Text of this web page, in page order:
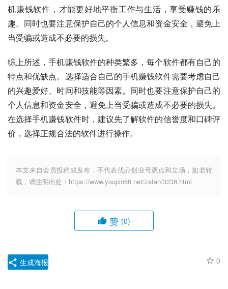
机赚钱软件，才能更好地平衡工作与生活，享受赚钱的乐
趣。同时也要注意保护自己的个人信息和资金安全，避免上
当受骗或造成不必要的损失。
综上所述，手机赚钱软件的种类繁多，每个软件都有自己的
特点和优缺点。选择适合自己的手机赚钱软件需要考虑自己
的兴趣爱好、时间和技能等因素。同时也要注意保护自己的
个人信息和资金安全，避免上当受骗或造成不必要的损失。
在选择手机赚钱软件时，建议先了解软件的信誉度和口碑评
价，选择正规合法的软件进行操作。
本文来自会员投稿或发布，不代表优品创业号观点和立场，如若转
载，请注明出处：https://www.youpin66.net/zatan/3238.html
赞 (0)
0
生成海报